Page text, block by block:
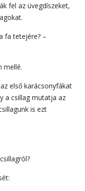
fel az üvegdíszeket,
fa tetejére? –
mellé.
első karácsonyfákat
a csillag mutatja az
is ezt